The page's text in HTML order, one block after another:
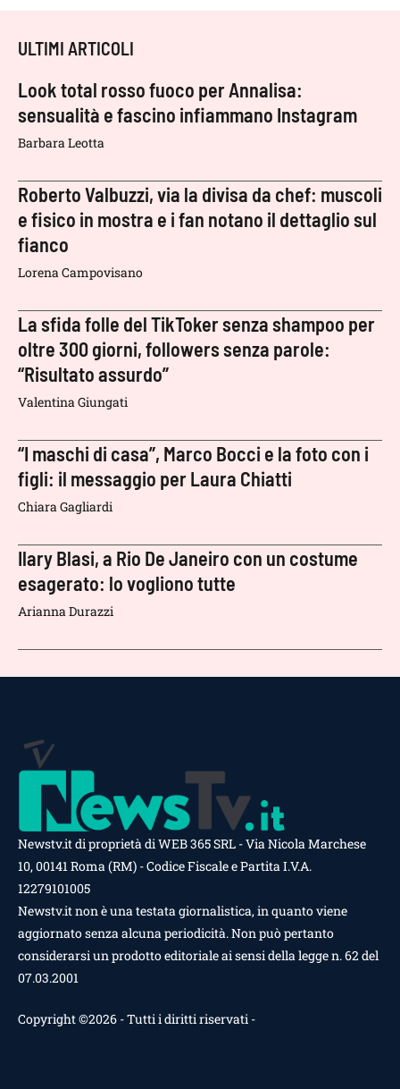
ULTIMI ARTICOLI
Look total rosso fuoco per Annalisa:
sensualità e fascino infiammano Instagram
Barbara Leotta
Roberto Valbuzzi, via la divisa da chef: muscoli
e fisico in mostra e i fan notano il dettaglio sul
fianco
Lorena Campovisano
La sfida folle del TikToker senza shampoo per
oltre 300 giorni, followers senza parole:
“Risultato assurdo”
Valentina Giungati
“I maschi di casa”, Marco Bocci e la foto con i
figli: il messaggio per Laura Chiatti
Chiara Gagliardi
Ilary Blasi, a Rio De Janeiro con un costume
esagerato: lo vogliono tutte
Arianna Durazzi
Newstv.it di proprietà di WEB 365 SRL - Via Nicola Marchese
10, 00141 Roma (RM) - Codice Fiscale e Partita I.V.A.
12279101005
Newstv.it non è una testata giornalistica, in quanto viene
aggiornato senza alcuna periodicità. Non può pertanto
considerarsi un prodotto editoriale ai sensi della legge n. 62 del
07.03.2001
Copyright ©2026 - Tutti i diritti riservati -